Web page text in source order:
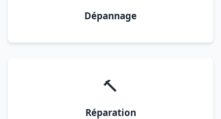
Dépannage
🔨
Réparation